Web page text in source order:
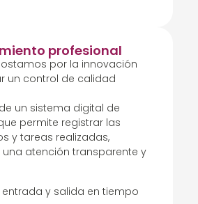
profesional
por la innovación
un control de calidad
un sistema digital de
permite registrar las
y tareas realizadas,
atención transparente y
entrada y salida en tiempo